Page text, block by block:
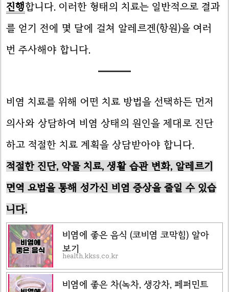
진행합니다. 이러한 형태의 치료는 일반적으로 결과
를 얻기 전에 몇 달에 걸쳐 알레르겐(항원)을 여러
번 주사해야 합니다.
비염 치료를 위해 어떤 치료 방법을 선택하든 먼저
의사와 상담하여 비염 상태의 원인을 제대로 진단
하고 적절한 치료 계획을 상담받아야 합니다.
적절한 진단, 약물 치료, 생활 습관 변화, 알레르기
면역 요법을 통해 성가신 비염 증상을 줄일 수 있습
니다.
비염에 좋은 음식 (코비염 코막힘) 알아
보기
health.kkss.co.kr
비염에 좋은 차(녹차, 생강차, 페퍼민트